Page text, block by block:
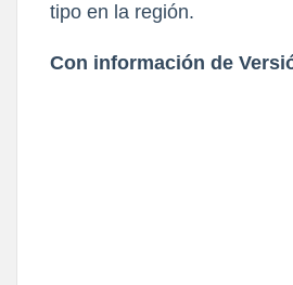
tipo en la región.
Con información de